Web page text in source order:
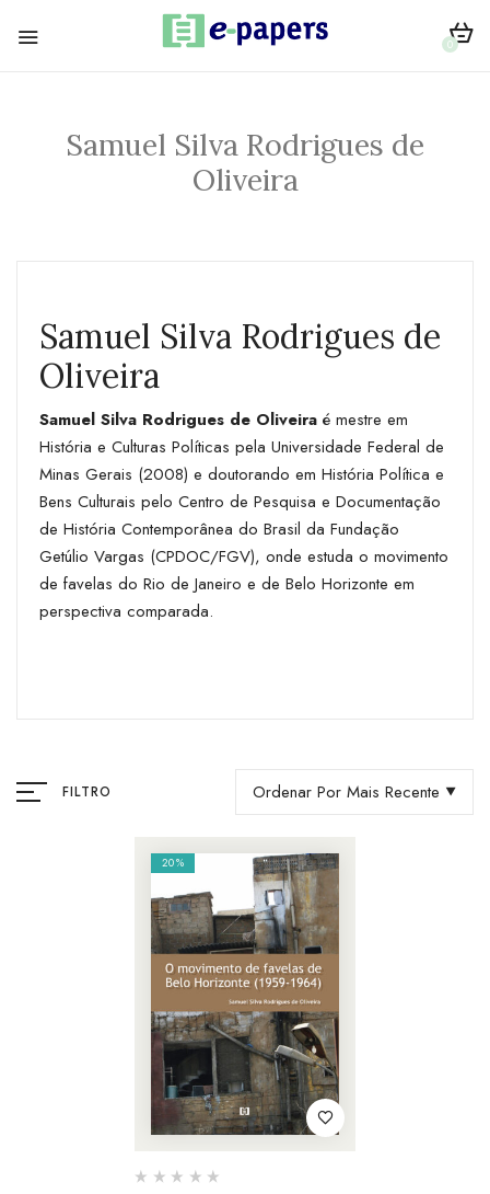
0
Samuel Silva Rodrigues de
Oliveira
Samuel Silva Rodrigues de
Oliveira
Samuel Silva Rodrigues de Oliveira é mestre em
História e Culturas Políticas pela Universidade Federal de
Minas Gerais (2008) e doutorando em História Política e
Bens Culturais pelo Centro de Pesquisa e Documentação
de História Contemporânea do Brasil da Fundação
Getúlio Vargas (CPDOC/FGV), onde estuda o movimento
de favelas do Rio de Janeiro e de Belo Horizonte em
perspectiva comparada.
FILTRO Ordenar Por Mais Recente
20%